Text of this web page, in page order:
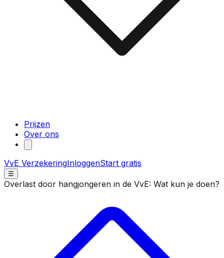
Prijzen
Over ons
VvE VerzekeringInloggenStart gratis
☰
Overlast door hangjongeren in de VvE: Wat kun je doen?